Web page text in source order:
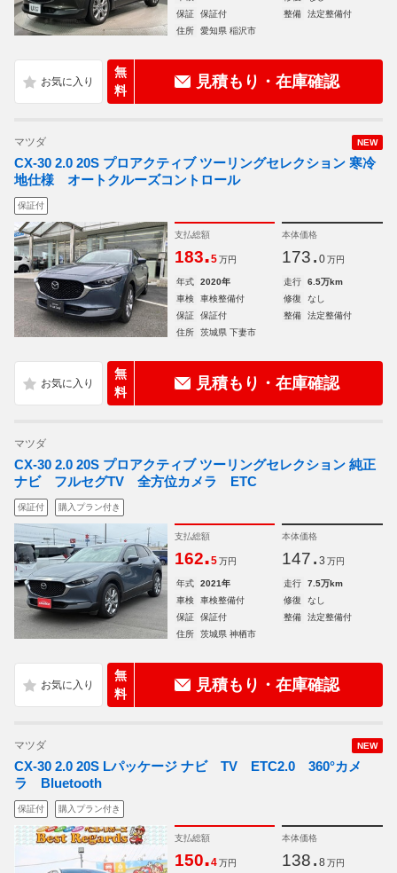
保証
保証付 整備
法定整備付
住所
愛知県 稲沢市
無
料
見積もり・在庫確認
NEW
マツダ
CX-30 2.0 20S プロアクティブ ツーリングセレクション 寒冷
地仕様 オートクルーズコントロール
保証付
支払総額
183.5 万円
本体価格
173. 0 万円
年式 2020年 走行
6.5万km
車検
車検整備付 修復
なし
保証
保証付 整備
法定整備付
住所
茨城県 下妻市
無
料
見積もり・在庫確認
マツダ
CX-30 2.0 20S プロアクティブ ツーリングセレクション 純正
ナビ フルセグTV 全方位カメラ ETC
保証付 購入プラン付き
支払総額
162.5 万円
本体価格
147. 3 万円
年式 2021年 走行
7.5万km
車検
車検整備付 修復
なし
保証
保証付 整備
法定整備付
住所
茨城県 神栖市
無
料
見積もり・在庫確認
NEW
マツダ
CX-30 2.0 20S Lパッケージ ナビ TV ETC2.0 360°カメ
ラ Bluetooth
保証付 購入プラン付き
支払総額
150.4 万円
本体価格
138. 8 万円